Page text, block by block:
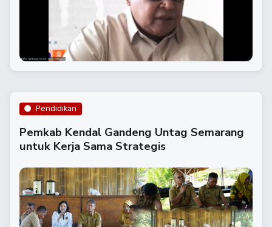
Pendidikan
​Pemkab Kendal Gandeng Untag Semarang
untuk Kerja Sama Strategis